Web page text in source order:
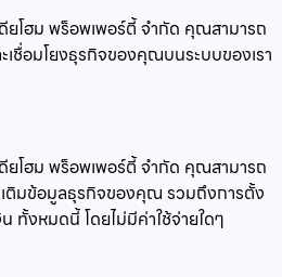
ยโฮม พร็อพเพอร์ตี้ จำกัด คุณสามารถ
เชื่อมโยงธุรกิจของคุณบนระบบของเรา
ยโฮม พร็อพเพอร์ตี้ จำกัด คุณสามารถ
ติมข้อมูลธุรกิจของคุณ รวมถึงการตั้ง
ทั้งหมดนี้ โดยไม่มีค่าใช้จ่ายใดๆ